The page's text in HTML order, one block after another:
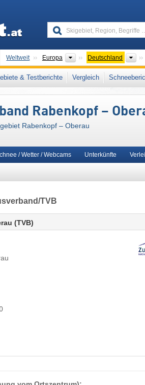
Weltweit Europa Kontinente
Deutschland
Dieses Skigebiet liegt auch in: Ammergauer
Nördliche Ostalpen Süddeutschland
& Testberichte Vergleich
Rabenkopf –
Rabenkopf – Oberau
/ Wetter / Webcams Unterkünfte
TVB
(TVB)